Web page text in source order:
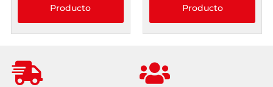
Producto
Producto